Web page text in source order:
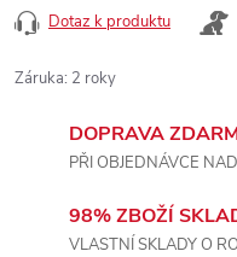
Dotaz k produktu
Záruka: 2 roky
DOPRAVA
PŘI OBJEDNÁVCE
98% ZBOŽÍ
VLASTNÍ SKLADY O